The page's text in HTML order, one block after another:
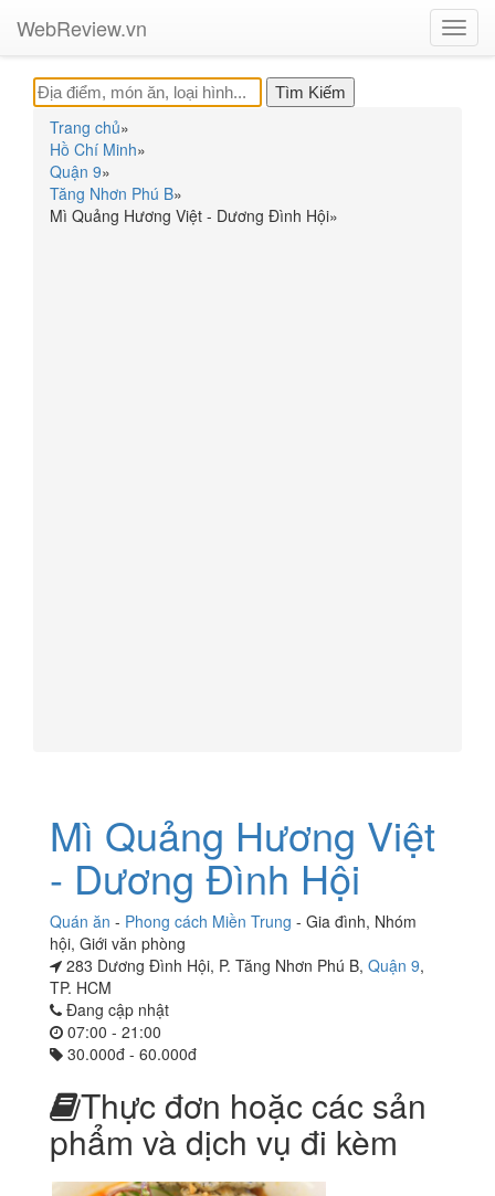
WebReview.vn
Trang chủ»
Hồ Chí Minh»
Quận 9»
Tăng Nhơn Phú B»
Mì Quảng Hương Việt - Dương Đình Hội»
Mì Quảng Hương Việt
- Dương Đình Hội
Quán ăn - Phong cách Miền Trung - Gia đình, Nhóm
hội, Giới văn phòng
283 Dương Đình Hội, P. Tăng Nhơn Phú B, Quận 9,
TP. HCM
Đang cập nhật
07:00 - 21:00
30.000đ - 60.000đ
Thực đơn hoặc các sản
phẩm và dịch vụ đi kèm